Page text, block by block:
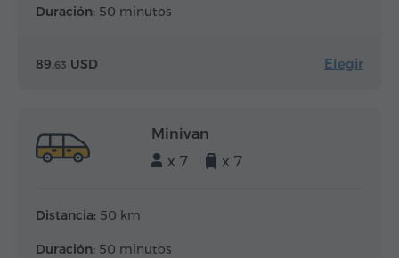
Duración: 50 minutos
89.63 USD Elegir
Minivan
x 7
x 7
Distancia: 50 km
Duración: 50 minutos